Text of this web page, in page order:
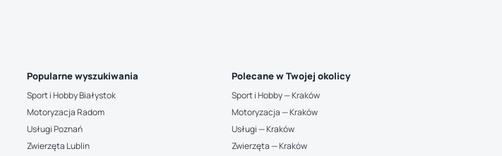
Popularne wyszukiwania
Sport i Hobby Białystok
Motoryzacja Radom
Usługi Poznań
Zwierzęta Lublin
Polecane w Twojej okolicy
Sport i Hobby — Kraków
Motoryzacja — Kraków
Usługi — Kraków
Zwierzęta — Kraków